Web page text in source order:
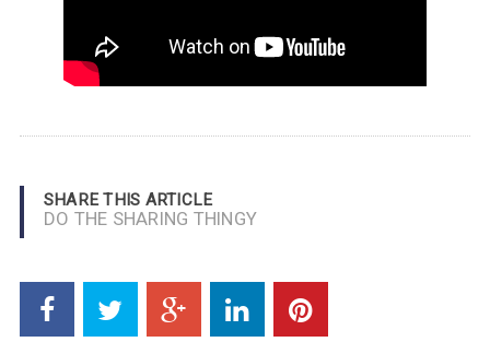
SHARE THIS ARTICLE
DO THE SHARING THINGY